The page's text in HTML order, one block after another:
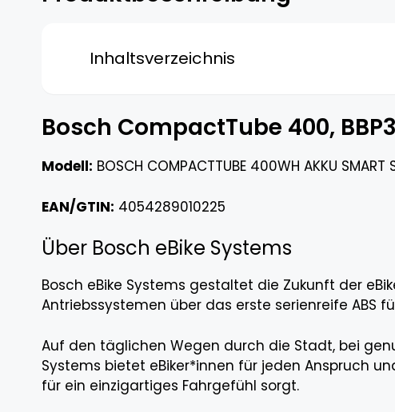
Inhaltsverzeichnis
Bosch CompactTube 400,
Modell: BOSCH COMPACTTUBE 400WH AKKU SMART
EAN/GTIN: 4054289010225
Über Bosch eBike Systems
Bosch eBike Systems gestaltet die Zukunft der
Antriebssystemen über das erste serienreife ABS
Auf den täglichen Wegen durch die Stadt, bei
Systems bietet eBiker*innen für jeden Anspruch
für ein einzigartiges Fahrgefühl sorgt.